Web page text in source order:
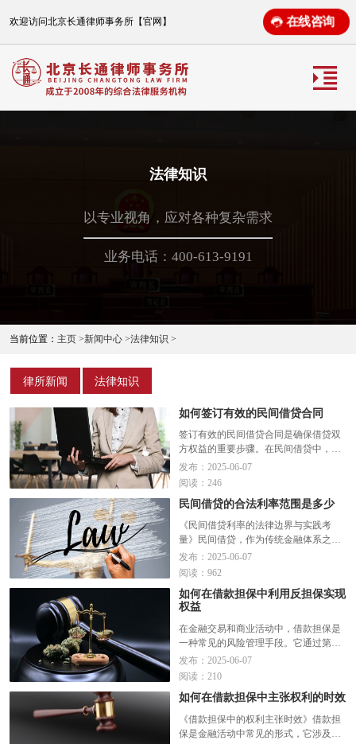
欢迎访问北京长通律师事务所【官网】 在线咨询
法律知识
以专业视角，应对各种复杂需求
业务电话：400-613-9191
当前位置： 主页 >新闻中心 >法律知识 >
律所新闻 法律知识
如何签订有效的民间借贷合同
签订有效的民间借贷合同是确保借贷双
方权益的重要步骤。在民间借贷中，由
于缺乏正规金融机构的监管，合同的有
效性尤为重要，它不仅能够明确借贷双
供法律依据。以下几点是签订有效民间
借贷合同时应重点关注的内容...阅读全
文>>
发布：2025-06-07
阅读：246
民间借贷的合法利率范围是多少
《民间借贷利率的法律边界与实践考
量》民间借贷，作为传统金融体系之外
的一种融资方式，在中国社会中具有悠
久的历史和广泛的影响力。然而，随着
善，对于民间借贷利率的合法性问题也
日益受到重视。本文将从法律角度...
读全文>>
发布：2025-06-07
阅读：962
如何在借款担保中利用反担保实现
权益
在金融交易和商业活动中，借款担保是
一种常见的风险管理手段。它通过第三
方或某种形式的资产作为担保，为贷款
提供额外的安全保障，从而降低贷款风
保护自己的权益，特别是对于那些承担
了担保责任的第三方（如担保...
阅读全
文>>
发布：2025-06-07
阅读：210
如何在借款担保中主张权利的时效
《借款担保中的权利主张时效》借款担
保是金融活动中常见的形式，它涉及到